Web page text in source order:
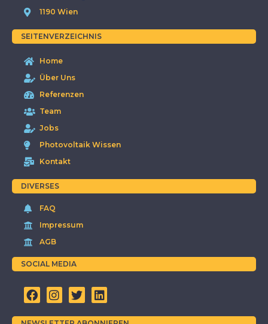
1190 Wien
SEITENVERZEICHNIS
Home
Über Uns
Referenzen
Team
Jobs
Photovoltaik Wissen
Kontakt
DIVERSES
FAQ
Impressum
AGB
SOCIAL MEDIA